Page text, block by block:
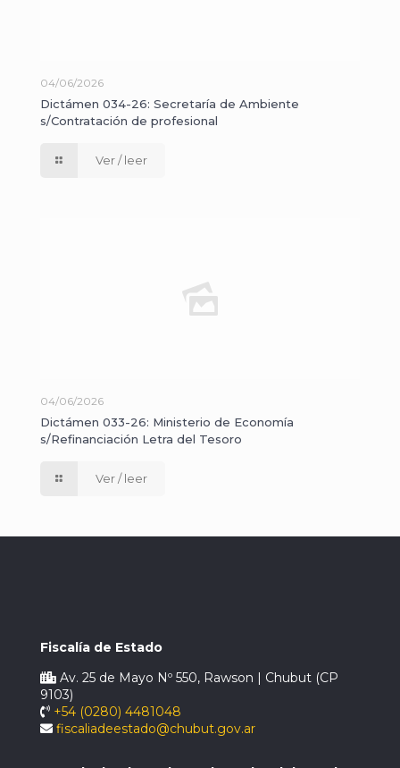
04/06/2026
Dictámen 034-26: Secretaría de Ambiente
s/Contratación de profesional
Ver / leer
04/06/2026
Dictámen 033-26: Ministerio de Economía
s/Refinanciación Letra del Tesoro
Ver / leer
Fiscalía de Estado
Av. 25 de Mayo Nº 550, Rawson | Chubut (CP
9103)
+54 (0280) 4481048
fiscaliadeestado@chubut.gov.ar